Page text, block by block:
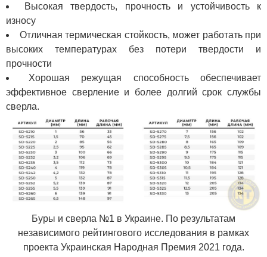
Высокая твердость, прочность и устойчивость к
износу
Отличная термическая стойкость, может работать при
высоких температурах без потери твердости и
прочности
Хорошая режущая способность обеспечивает
эффективное сверление и более долгий срок службы
сверла.
Буры и сверла №1 в Украине. По результатам
независимого рейтингового исследования в рамках
проекта Украинская Народная Премия 2021 года.